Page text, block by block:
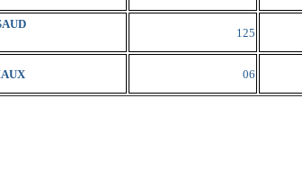
125
06